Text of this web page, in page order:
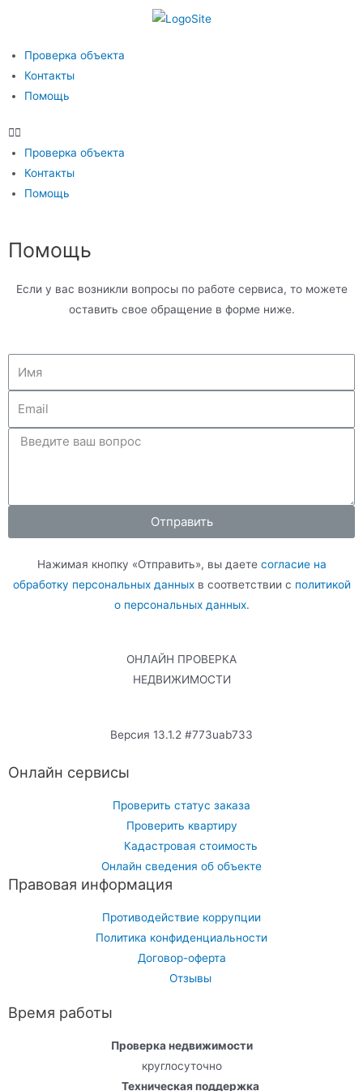
Проверка объекта
Контакты
Помощь
Проверка объекта
Контакты
Помощь
Помощь
Если у вас возникли вопросы по работе сервиса, то можете
оставить свое обращение в форме ниже.
Отправить
Нажимая кнопку «Отправить», вы даете согласие на
обработку персональных данныхв соответствии с политикой
о персональных данных.
ОНЛАЙН ПРОВЕРКА
НЕДВИЖИМОСТИ
Версия 13.1.2 #773uab733
Онлайн сервисы
Проверить статус заказа
Проверить квартиру
Кадастровая стоимость
Онлайн сведения об объекте
Правовая информация
Противодействие коррупции
Политика конфиденциальности
Договор-оферта
Отзывы
Время работы
Проверка недвижимости
круглосуточно
Техническая поддержка